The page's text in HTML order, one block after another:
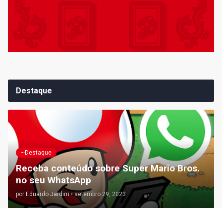
Destaque
~Destaque
Receba conteúdo sobre Super Mario Bros.
no seu WhatsApp
por Eduardo Jardim • setembro 29, 2023